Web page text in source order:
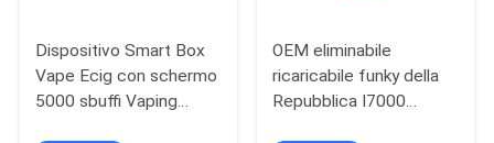
Dispositivo Smart Box
Vape Ecig con schermo
5000 sbuffi Vaping
OEM eliminabile
ricaricabile funky della
Repubblica I7000